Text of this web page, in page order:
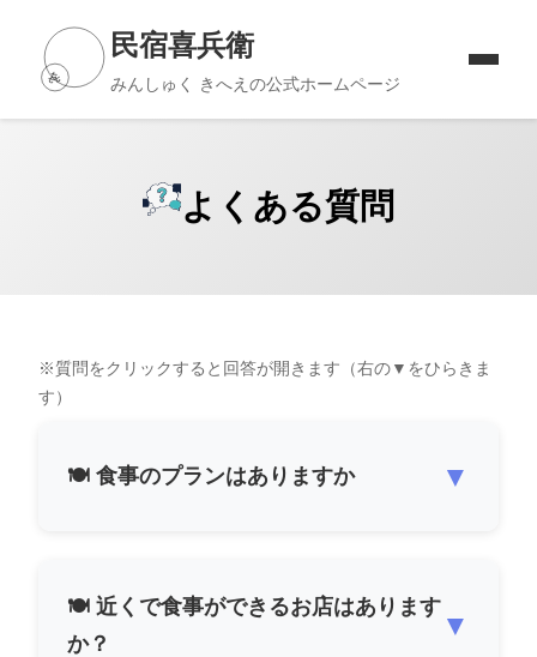
民宿喜兵衛
みんしゅく きへえの公式ホームページ
よくある質問
※質問をクリックすると回答が開きます（右の▼をひらきま
す）
🍽️ 食事のプランはありますか ▼
🍽️ 近くで食事ができるお店はあります
か？
▼